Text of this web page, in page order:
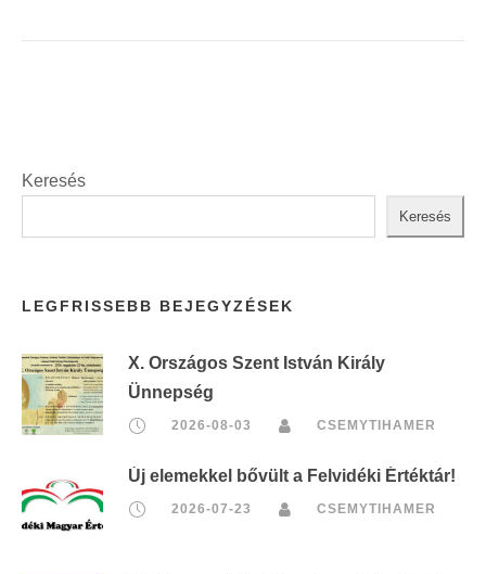
Keresés
Keresés
LEGFRISSEBB BEJEGYZÉSEK
X. Országos Szent István Király
Ünnepség
2026-08-03 CSEMYTIHAMER
Új elemekkel bővült a Felvidéki Értéktár!
2026-07-23 CSEMYTIHAMER